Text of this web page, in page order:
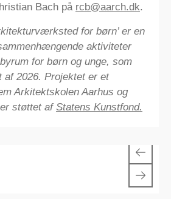
Bach på rcb@aarch.dk.
for børn’ er en
aktiviteter
for børn og unge, som
af 2026. Projektet er et
Arkitektskolen Aarhus og
støttet af Statens Kunstfond.
1/7